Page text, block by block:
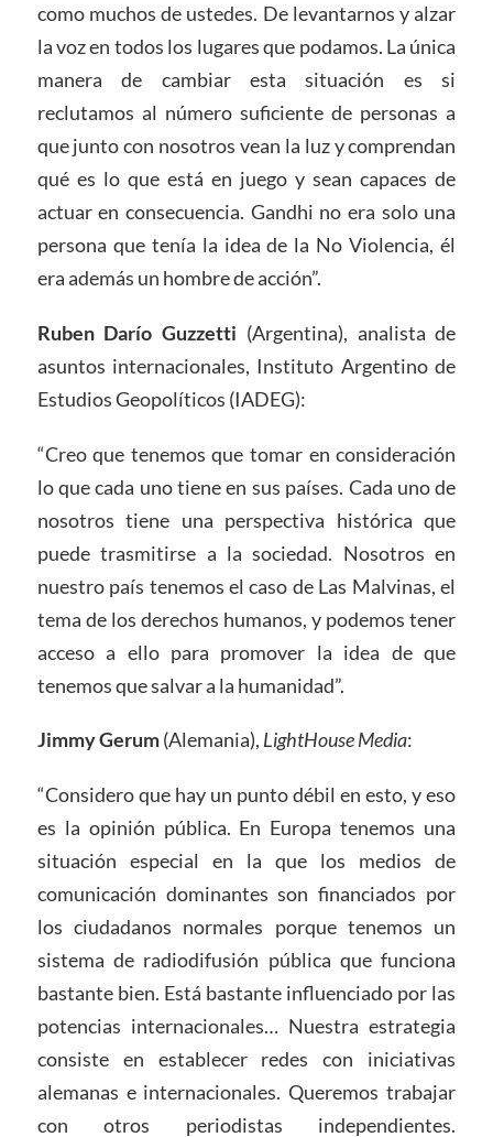
como muchos de ustedes. De levantarnos y alzar
la voz en todos los lugares que podamos. La única
manera de cambiar esta situación es si
reclutamos al número suficiente de personas a
que junto con nosotros vean la luz y comprendan
qué es lo que está en juego y sean capaces de
actuar en consecuencia. Gandhi no era solo una
persona que tenía la idea de la No Violencia, él
era además un hombre de acción”.
Ruben Darío Guzzetti (Argentina), analista de
asuntos internacionales, Instituto Argentino de
Estudios Geopolíticos (IADEG):
“Creo que tenemos que tomar en consideración
lo que cada uno tiene en sus países. Cada uno de
nosotros tiene una perspectiva histórica que
puede trasmitirse a la sociedad. Nosotros en
nuestro país tenemos el caso de Las Malvinas, el
tema de los derechos humanos, y podemos tener
acceso a ello para promover la idea de que
tenemos que salvar a la humanidad”.
Jimmy Gerum(Alemania), LightHouse Media:
“Considero que hay un punto débil en esto, y eso
es la opinión pública. En Europa tenemos una
situación especial en la que los medios de
comunicación dominantes son financiados por
los ciudadanos normales porque tenemos un
sistema de radiodifusión pública que funciona
bastante bien. Está bastante influenciado por las
potencias internacionales… Nuestra estrategia
consiste en establecer redes con iniciativas
alemanas e internacionales. Queremos trabajar
con otros periodistas independientes.